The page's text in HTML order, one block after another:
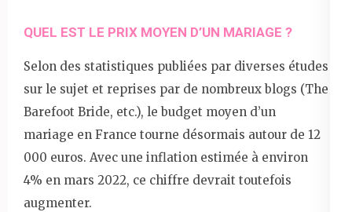
QUEL EST LE PRIX MOYEN D’UN MARIAGE ?
Selon des statistiques publiées par diverses études
sur le sujet et reprises par de nombreux blogs (The
Barefoot Bride, etc.), le budget moyen d’un
mariage en France tourne désormais autour de 12
000 euros. Avec une inflation estimée à environ
4% en mars 2022, ce chiffre devrait toutefois
augmenter.